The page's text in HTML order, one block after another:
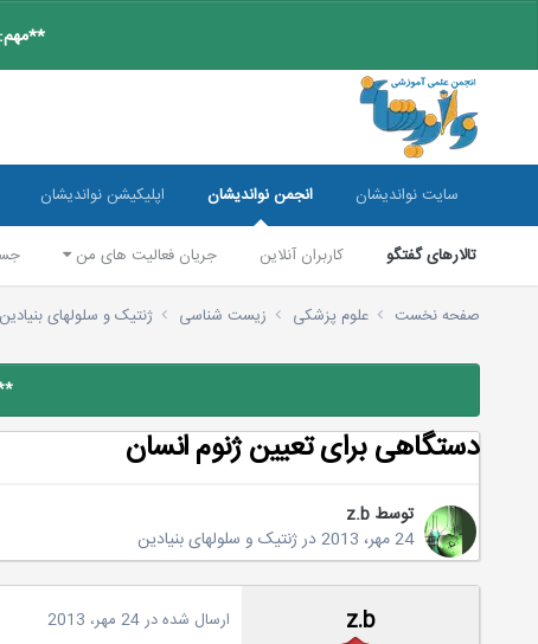
سایت نواندیشان انجمن نواندیشان
تالارهای گفتگو کاربران آنلاین جریان فعالیت های من
اپلیکیشن نواندیشان
صفحه نخست علوم پزشکی زیست شناسی ژنتیک و سلولهای بنیادین
دستگاهی برای تعیین ژنوم انسان
توسط z.b
24 مهر، 2013
درژنتیک و سلولهای بنیادین
z.b ارسال شده در24 مهر، 2013